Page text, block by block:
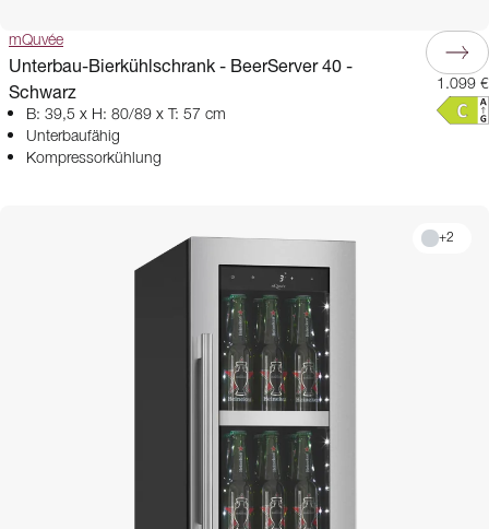
mQuvée
Unterbau-Bierkühlschrank - BeerServer 40 -
Schwarz
B: 39,5 x H: 80/89 x T: 57 cm
Unterbaufähig
Kompressorkühlung
1.099 €
+2